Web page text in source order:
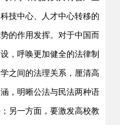
技中心、人才中心转移的
的作用发挥。对于中国而
，呼唤更加健全的法律制
之间的法理关系，厘清高
，明晰公法与民法两种语
另一方面，要激发高校教